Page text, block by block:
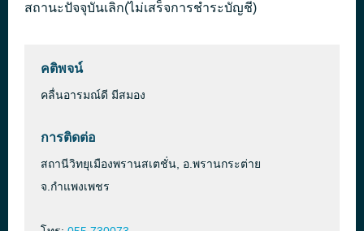
สถานะปัจจุบันเลิก(ไม่เสร็จการชำระบัญชี)
คติพจน์
คลื่นอารมณ์ดี มีสมอง
การติดต่อ
สถานีวิทยุเมืองพรานสเตชั่น, อ.พรานกระต่าย
จ.กำแพงเพชร